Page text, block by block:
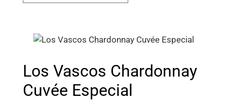
Los Vascos Chardonnay
Cuvée Especial